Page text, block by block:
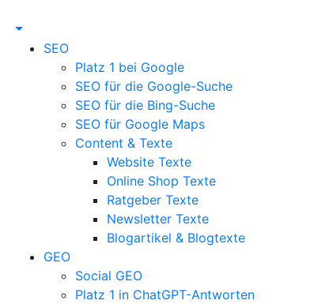
SEO
Platz 1 bei Google
SEO für die Google-Suche
SEO für die Bing-Suche
SEO für Google Maps
Content & Texte
Website Texte
Online Shop Texte
Ratgeber Texte
Newsletter Texte
Blogartikel & Blogtexte
GEO
Social GEO
Platz 1 in ChatGPT-Antworten